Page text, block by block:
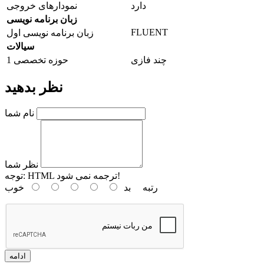
نمودارهای خروجی
دارد
زبان برنامه نویسی
زبان برنامه نویسی اول
FLUENT
سیالات
حوزه تخصصی 1
چند فازی
نظر بدهید
نام شما
نظر شما
توجه:
HTML ترجمه نمی شود!
رتبه بد خوب
ادامه